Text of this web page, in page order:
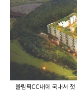
올림픽CC내에 국내서